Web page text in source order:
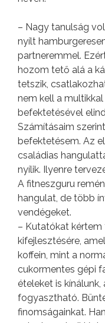
– Nagy tanulság
nyílt
partneremmel.
hozom tető alá a
tetszik,
nem kell a
befektetésével
Számításaim
befektetésem. Az
családias
nyílik. Ilyenre
A fitneszguru
hangulat, de több
vendégeket.
– Kutatókat kértem
kifejlesztésére,
koffein, mint a
cukormentes gépi
ételeket is
fogyasztható.
finomságainkat.